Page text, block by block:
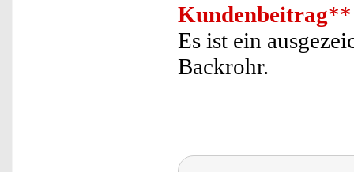
Kundenbeitrag**
Es ist ein
Backrohr.